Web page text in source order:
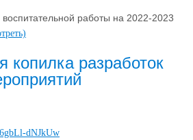
работы на 2022-2023
копилка разработок
dNJkUw